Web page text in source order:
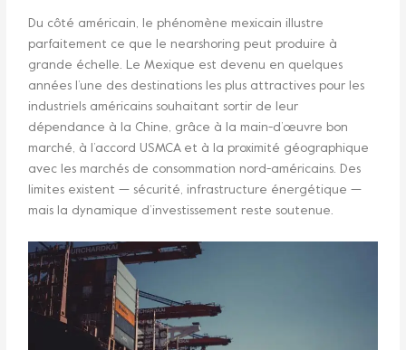
Du côté américain, le phénomène mexicain illustre
parfaitement ce que le nearshoring peut produire à
grande échelle. Le Mexique est devenu en quelques
années l’une des destinations les plus attractives pour les
industriels américains souhaitant sortir de leur
dépendance à la Chine, grâce à la main-d’œuvre bon
marché, à l’accord USMCA et à la proximité géographique
avec les marchés de consommation nord-américains. Des
limites existent — sécurité, infrastructure énergétique —
mais la dynamique d’investissement reste soutenue.